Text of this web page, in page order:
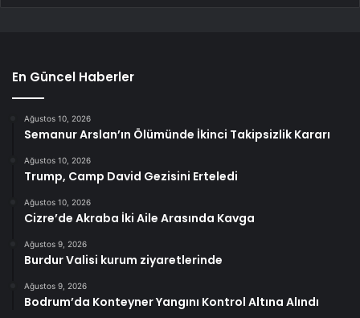
En Güncel Haberler
Ağustos 10, 2026
Semanur Arslan’ın Ölümünde İkinci Takipsizlik Kararı
Ağustos 10, 2026
Trump, Camp David Gezisini Erteledi
Ağustos 10, 2026
Cizre’de Akraba İki Aile Arasında Kavga
Ağustos 9, 2026
Burdur Valisi kurum ziyaretlerinde
Ağustos 9, 2026
Bodrum’da Konteyner Yangını Kontrol Altına Alındı